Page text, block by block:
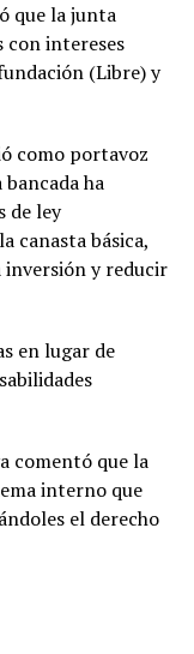
que la junta
con intereses
(Libre) y
como portavoz
ha
de ley
canasta básica,
y reducir
en lugar de
comentó que la
interno que
el derecho